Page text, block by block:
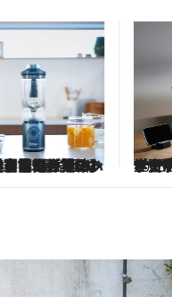
家電5選 イギリス生まれのスマート掃除機や中国のサロン級光美容器……各国の卓越した技術が集結 学習が捗るスタディサポート家電5選 手書き文